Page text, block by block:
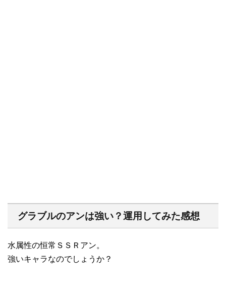
グラブルのアンは強い？運用してみた感想
水属性の恒常ＳＳＲアン。
強いキャラなのでしょうか？